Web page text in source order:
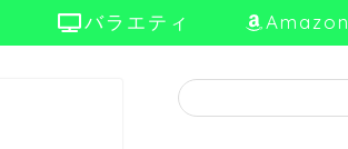
バラエティ Amazon